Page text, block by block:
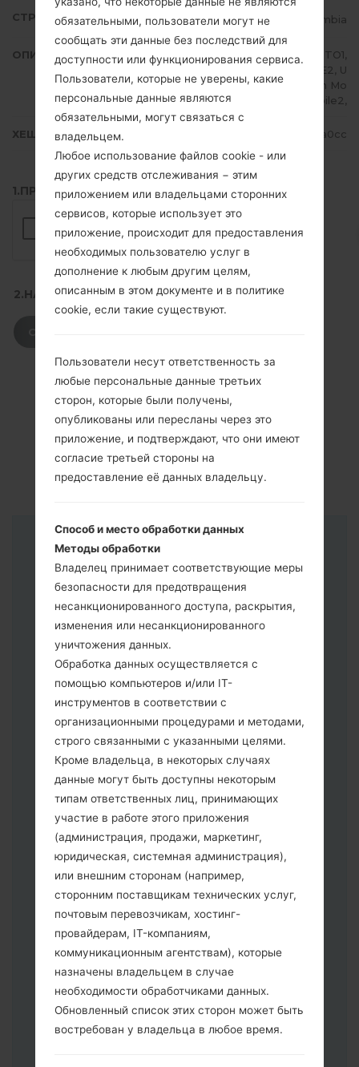
СТРАНА Colombia
ОПИСАНИЕ
Claro, Movistar, TIGO, ETB, EXITO1,
EXITO2, UFF1, UFF2, U NE1, UNE2, U
NE3, UNE4, Virgin Mobile1, Virgin Mo
bile2,
ХЕШ 7ee582f73ab4703929de177dcac3a0cc
1.ПРОВЕРИТЬ НАЛИЧИЕ RECAPTCHA
2.НАЖМИТЕ, ЧТОБЫ СКАЧАТЬ
Инструкции
Скачайте на свой ПК:Odin 3.
Далее загрузите и распакуйте файл
прошивки.
Вам необходимо 1 (Выбрать 1 файл
прошивки здесь) или 5 (Выбрать 5
файл прошивки здесь) файлов для
прошивки:
AP: "System & Recovery"
CP: "Modem & Radio"
CSC _ ***: "Country & Region & Operator"
HOME_CSC _ ***: "Country & Region &
Operator"
Добавьте все файлы в программу Odin
обязательными, пользователи могут не
сообщать эти данные без последствий для
доступности или функционирования сервиса.
Пользователи, которые не уверены, какие
персональные данные являются
обязательными, могут связаться с
владельцем.
Любое использование файлов cookie - или
других средств отслеживания − этим
приложением или владельцами сторонних
сервисов, которые использует это
приложение, происходит для предоставления
необходимых пользователю услуг в
дополнение к любым другим целям,
описанным в этом документе и в политике
cookie, если такие существуют.
Пользователи несут ответственность за
любые персональные данные третьих
сторон, которые были получены,
опубликованы или пересланы через это
приложение, и подтверждают, что они имеют
согласие третьей стороны на
предоставление её данных владельцу.
Способ и место обработки данных
Методы обработки
Владелец принимает соответствующие меры
безопасности для предотвращения
несанкционированного доступа, раскрытия,
изменения или несанкционированного
уничтожения данных.
Обработка данных осуществляется с
помощью компьютеров и/или IT-
инструментов в соответствии с
организационными процедурами и методами,
строго связанными с указанными целями.
Кроме владельца, в некоторых случаях
данные могут быть доступны некоторым
типам ответственных лиц, принимающих
участие в работе этого приложения
(администрация, продажи, маркетинг,
юридическая, системная администрация),
или внешним сторонам (например,
сторонним поставщикам технических услуг,
почтовым перевозчикам, хостинг-
провайдерам, IT-компаниям,
коммуникационным агентствам), которые
назначены владельцем в случае
необходимости обработчиками данных.
Обновленный список этих сторон может быть
востребован у владельца в любое время.